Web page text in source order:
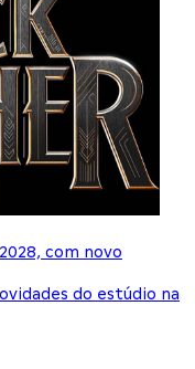
com novo
do estúdio na